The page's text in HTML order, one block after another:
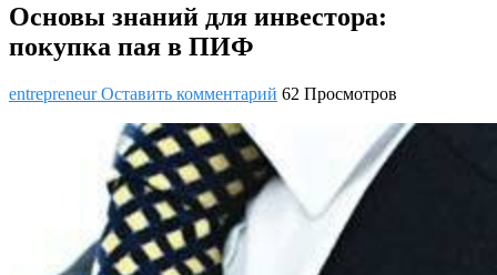
Основы знаний для инвестора:
покупка пая в ПИФ
entrepreneurОставить комментарий 62 Просмотров